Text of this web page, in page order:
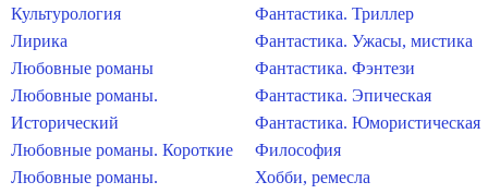
Культурология
Лирика
Любовные романы
Любовные романы.
Исторический
Любовные романы. Короткие
Любовные романы.
Фантастика. Триллер
Фантастика. Ужасы, мистика
Фантастика. Фэнтези
Фантастика. Эпическая
Фантастика. Юмористическая
Философия
Хобби, ремесла